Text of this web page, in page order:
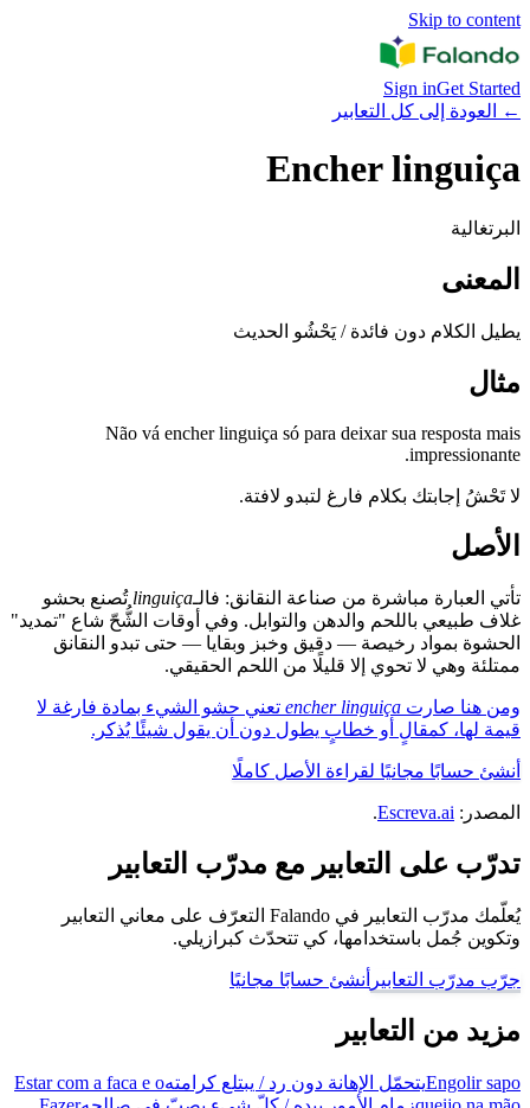
Skip to content
Sign inGet Started
←
العودة إلى كل التعابير
Encher linguiça
البرتغالية
المعنى
يطيل الكلام دون فائدة / يَحْشُو الحديث
مثال
Não vá encher linguiça só para deixar sua resposta mais
impressionante.
لا تَحْشُ إجابتك بكلام فارغ لتبدو لافتة.
الأصل
تأتي العبارة مباشرة من صناعة النقانق: فالـlinguiça تُصنع بحشو
غلاف طبيعي باللحم والدهن والتوابل. وفي أوقات الشُّحّ شاع "تمديد"
الحشوة بمواد رخيصة — دقيق وخبز وبقايا — حتى تبدو النقانق
ممتلئة وهي لا تحوي إلا قليلًا من اللحم الحقيقي.
ومن هنا صارت encher linguiça تعني حشو الشيء بمادة فارغة لا
قيمة لها، كمقالٍ أو خطابٍ يطول دون أن يقول شيئًا يُذكر.
أنشئ حسابًا مجانيًا لقراءة الأصل كاملًا
المصدر: Escreva.ai
.
تدرّب على التعابير مع مدرّب التعابير
يُعلّمك مدرّب التعابير في Falando التعرّف على معاني التعابير
وتكوين جُمل باستخدامها، كي تتحدّث كبرازيلي.
جرّب مدرّب التعابير أنشئ حسابًا مجانيًا
مزيد من التعابير
Engolir sapoيتحمّل الإهانة دون رد / يبتلع كرامتهEstar com a faca e o